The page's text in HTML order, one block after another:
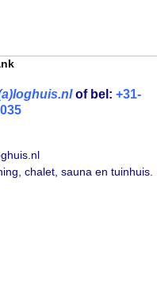
of bel: +31-
chalet, sauna en tuinhuis.